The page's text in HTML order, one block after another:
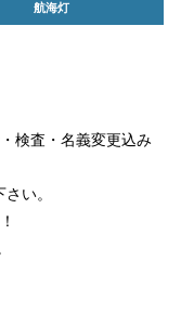
航海灯
検査・名義変更込み
い。